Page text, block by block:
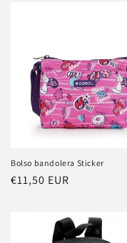
Bolso bandolera Sticker
Precio
€11,50 EUR